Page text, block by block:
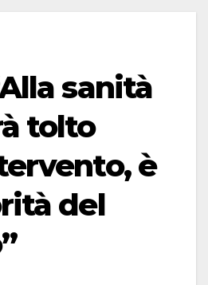
sanità
tolto
è
del